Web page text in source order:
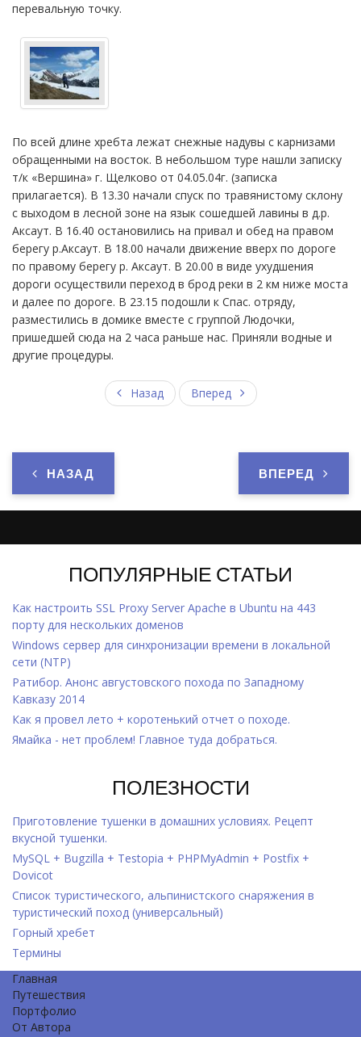
перевальную точку.
По всей длине хребта лежат снежные надувы с карнизами
обращенными на восток. В небольшом туре нашли записку
т/к «Вершина» г. Щелково от 04.05.04г. (записка
прилагается). В 13.30 начали спуск по травянистому склону
с выходом в лесной зоне на язык сошедшей лавины в д.р.
Аксаут. В 16.40 остановились на привал и обед на правом
берегу р.Аксаут. В 18.00 начали движение вверх по дороге
по правому берегу р. Аксаут. В 20.00 в виде ухудшения
дороги осуществили переход в брод реки в 2 км ниже моста
и далее по дороге. В 23.15 подошли к Спас. отряду,
разместились в домике вместе с группой Людочки,
пришедшей сюда на 2 часа раньше нас. Приняли водные и
другие процедуры.
Назад Вперед
НАЗАД ВПЕРЕД
ПОПУЛЯРНЫЕ СТАТЬИ
Как настроить SSL Proxy Server Apache в Ubuntu на 443
порту для нескольких доменов
Windows cервер для синхронизации времени в локальной
сети (NTP)
Ратибор. Анонс августовского похода по Западному
Кавказу 2014
Как я провел лето + коротенький отчет о походе.
Ямайка - нет проблем! Главное туда добраться.
ПОЛЕЗНОСТИ
Приготовление тушенки в домашних условиях. Рецепт
вкусной тушенки.
MySQL + Bugzilla + Testopia + PHPMyAdmin + Postfix +
Dovicot
Список туристического, альпинистского снаряжения в
туристический поход (универсальный)
Горный хребет
Термины
Главная
Путешествия
Портфолио
От Автора